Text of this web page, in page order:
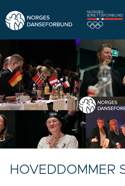
HOVEDDOMMER